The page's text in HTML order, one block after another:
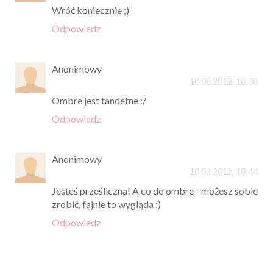
Wróć koniecznie ;)
Odpowiedz
Anonimowy
10.08.2012, 10:38
Ombre jest tandetne :/
Odpowiedz
Anonimowy
10.08.2012, 10:44
Jesteś prześliczna! A co do ombre - możesz sobie
zrobić, fajnie to wygląda :)
Odpowiedz